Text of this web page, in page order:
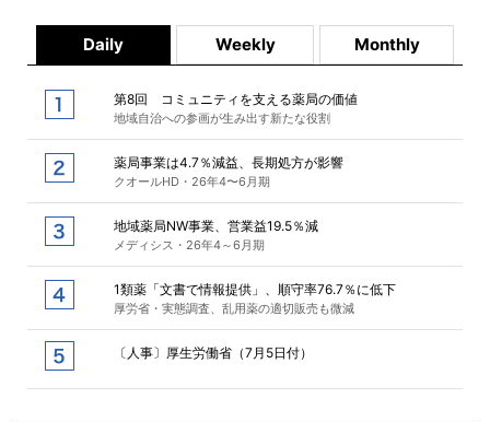
Daily Weekly Monthly
第8回 コミュニティを支える薬局の価値
地域自治への参画が生み出す新たな役割
薬局事業は4.7％減益、長期処方が影響
クオールHD・26年4〜6月期
地域薬局NW事業、営業益19.5％減
メディシス・26年4～6月期
1類薬「文書で情報提供」、順守率76.7％に低下
厚労省・実態調査、乱用薬の適切販売も微減
〔人事〕厚生労働省（7月5日付）